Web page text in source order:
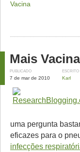
Vacina
Mais
PUBLICADO
7 de mar de 2010
ESCRITO
Karl
uma pergunta
eficazes para o
infecções